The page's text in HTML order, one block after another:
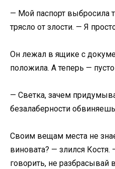
— Мой паспорт выбросила
трясло от злости. — Я
Он лежал в ящике с
положила. А теперь —
— Светка, зачем
безалаберности
Своим вещам места не
виновата? — злился
говорить, не разбрасывай